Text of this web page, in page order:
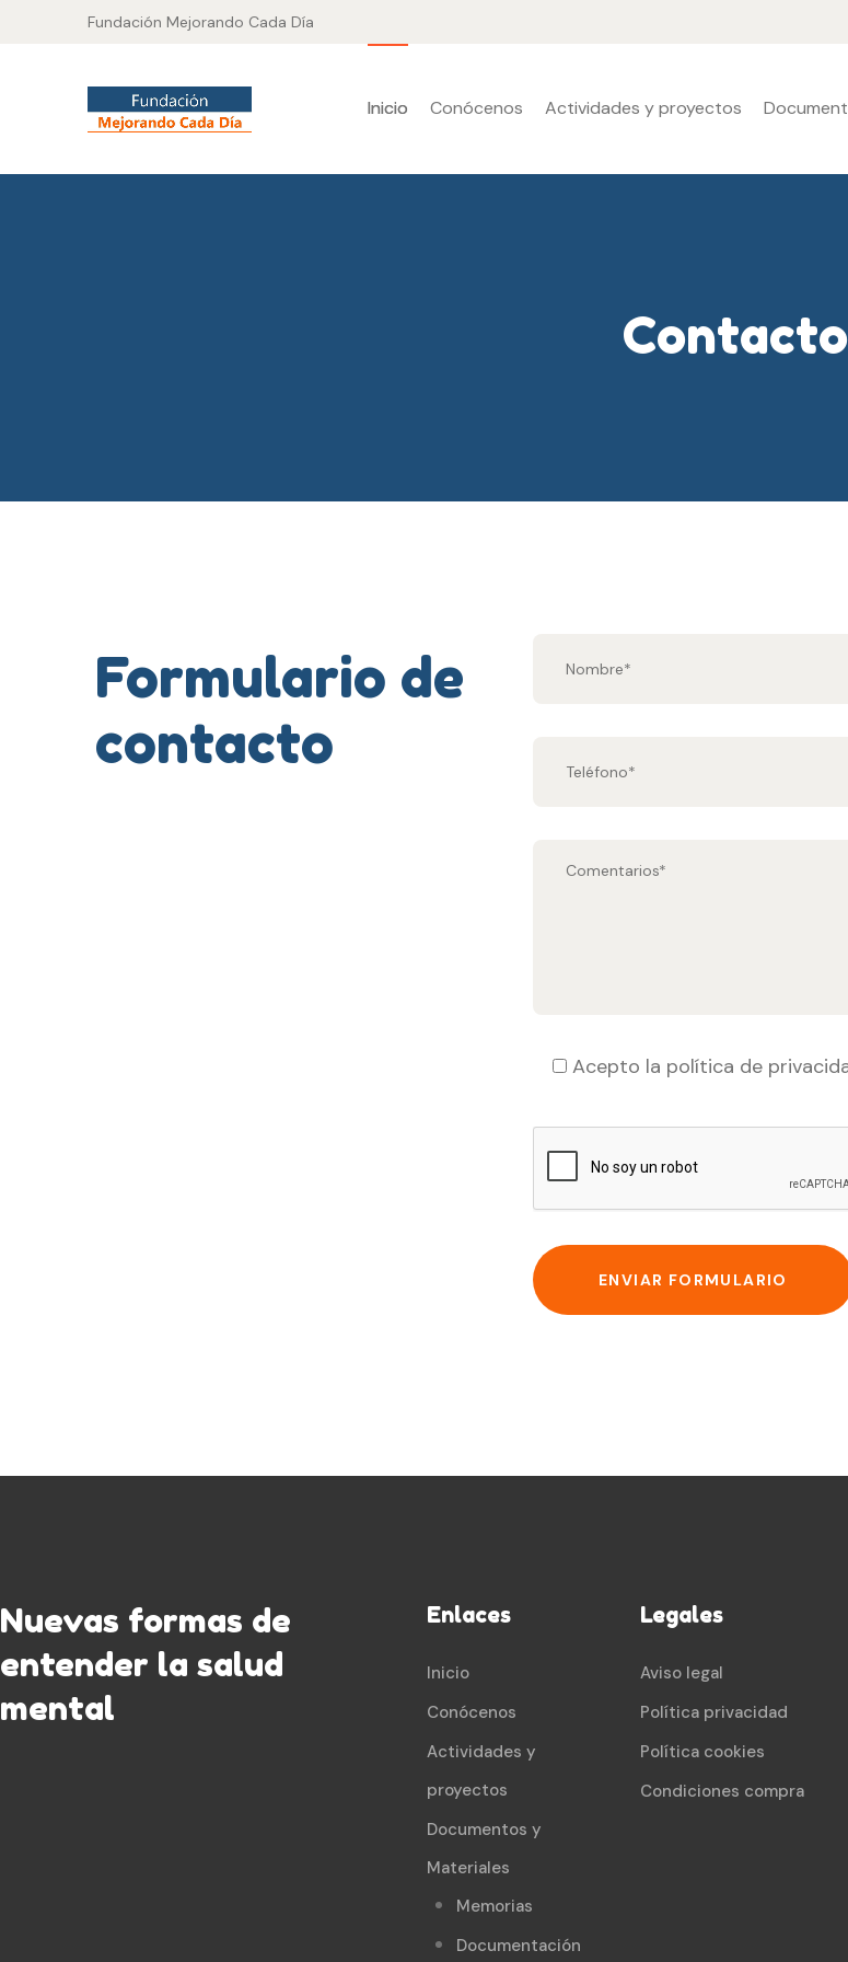
Fundación Mejorando Cada Día
Inicio Conócenos Actividades y proyectos
Contacto
Formulario de
contacto
Acepto la política de
ENVIAR FORMULARIO
Nuevas formas de
entender la salud
mental
Enlaces
Inicio
Conócenos
Actividades y
proyectos
Documentos y
Materiales
Memorias
Documentación
Legales
Aviso legal
Política privacidad
Política cookies
Condiciones compra